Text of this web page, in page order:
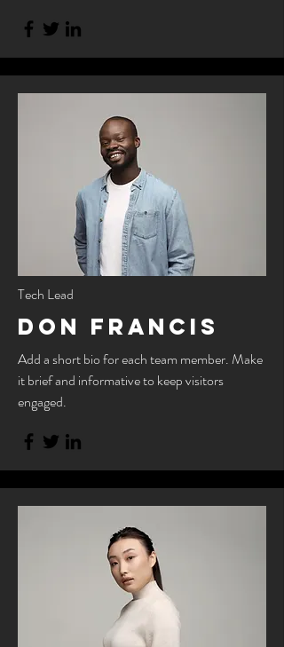
Tech Lead
Don Francis
Add a short bio for each team member. Make
it brief and informative to keep visitors
engaged.